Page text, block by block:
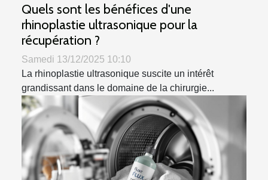
Quels sont les bénéfices d'une
rhinoplastie ultrasonique pour la
récupération ?
Samedi 13/12/2025 10:10
La rhinoplastie ultrasonique suscite un intérêt
grandissant dans le domaine de la chirurgie...